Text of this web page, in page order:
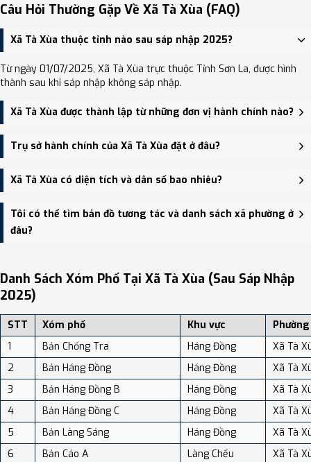
Câu Hỏi Thường Gặp Về Xã Tà Xùa (FAQ)
Xã Tà Xùa thuộc tỉnh nào sau sáp nhập 2025?
Từ ngày 01/07/2025, Xã Tà Xùa trực thuộc Tỉnh Sơn La, được hình
thành sau khi sáp nhập không sáp nhập.
Xã Tà Xùa được thành lập từ những đơn vị hành chính nào?
Xã Tà Xùa được thành lập trên cơ sở sáp nhập Xã Làng Chếu, Xã
Háng Đồng, Xã Tà Xùa.
Trụ sở hành chính của Xã Tà Xùa đặt ở đâu?
Trụ sở hành chính mới của Xã Tà Xùa đặt tại Bản Tà Xùa, xã Tà
Xùa, tỉnh Sơn La - trung tâm khu vực thuận tiện giao thông.
Xã Tà Xùa có diện tích và dân số bao nhiêu?
Xã Tà Xùa có Diện tích: 233.67 km², Dân số: 11,199 người, Mật độ
dân số: Khoảng 47.93 người/km²
Tôi có thể tìm bản đồ tương tác và danh sách xã phường ở
đâu?
địa điểm tại: VReview.vn - Nền tảng review địa điểm, dịch vụ và du
lịch uy tín tại Việt Nam.
Danh Sách Xóm Phố Tại Xã Tà Xùa (sau Sáp Nhập
2025)
STT Xóm phố Khu vực
1
Bản Chống Tra Háng Đồng
Xã Tà
2
Bản Háng Đồng Háng Đồng
Xã Tà
3
Bản Háng Đồng B Háng Đồng
Xã Tà
4
Bản Háng Đồng C Háng Đồng
Xã Tà
5
Bản Làng Sáng Háng Đồng
Xã Tà
6
Bản Cáo A Làng Chếu
Xã Tà